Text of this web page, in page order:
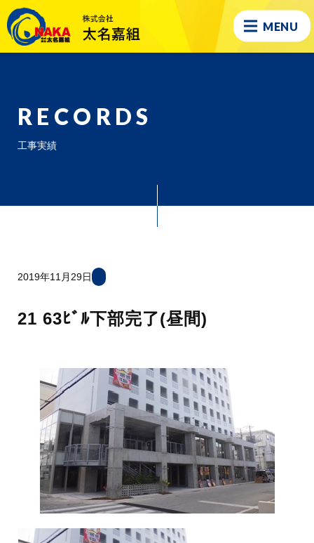
MENU
RECORDS
工事実績
2019年11月29日
21 63ﾋﾞﾙ下部完了(昼間)